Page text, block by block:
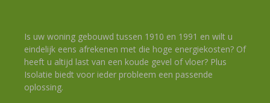
Is uw woning gebouwd tussen 1910 en 1991 en wilt u
eindelijk eens afrekenen met die hoge energiekosten? Of
heeft u altijd last van een koude gevel of vloer? Plus
Isolatie biedt voor ieder probleem een passende
oplossing.